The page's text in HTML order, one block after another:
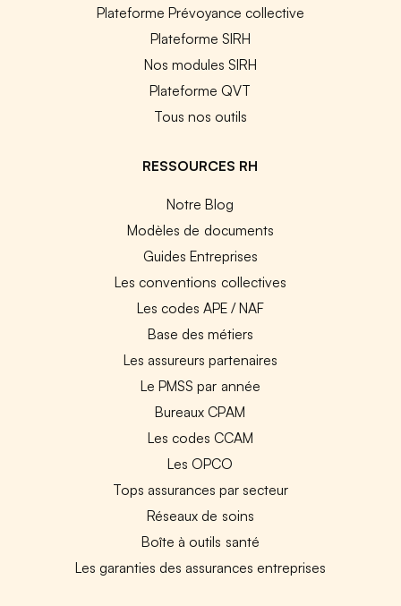
Plateforme Prévoyance collective
Plateforme SIRH
Nos modules SIRH
Plateforme QVT
Tous nos outils
RESSOURCES RH
Notre Blog
Modèles de documents
Guides Entreprises
Les conventions collectives
Les codes APE / NAF
Base des métiers
Les assureurs partenaires
Le PMSS par année
Bureaux CPAM
Les codes CCAM
Les OPCO
Tops assurances par secteur
Réseaux de soins
Boîte à outils santé
Les garanties des assurances entreprises